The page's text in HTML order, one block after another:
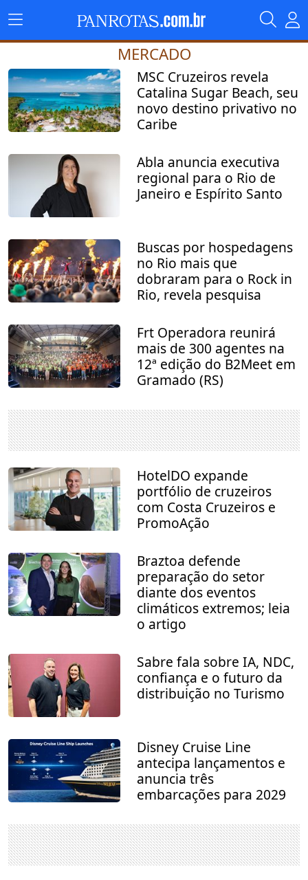
MERCADO
MSC Cruzeiros revela
Catalina Sugar Beach, seu
novo destino privativo no
Caribe
Abla anuncia executiva
regional para o Rio de
Janeiro e Espírito Santo
Buscas por hospedagens
no Rio mais que
dobraram para o Rock in
Rio, revela pesquisa
Frt Operadora reunirá
mais de 300 agentes na
12ª edição do B2Meet em
Gramado (RS)
HotelDO expande
portfólio de cruzeiros
com Costa Cruzeiros e
PromoAção
Braztoa defende
preparação do setor
diante dos eventos
climáticos extremos; leia
o artigo
Sabre fala sobre IA, NDC,
confiança e o futuro da
distribuição no Turismo
Disney Cruise Line
antecipa lançamentos e
anuncia três
embarcações para 2029